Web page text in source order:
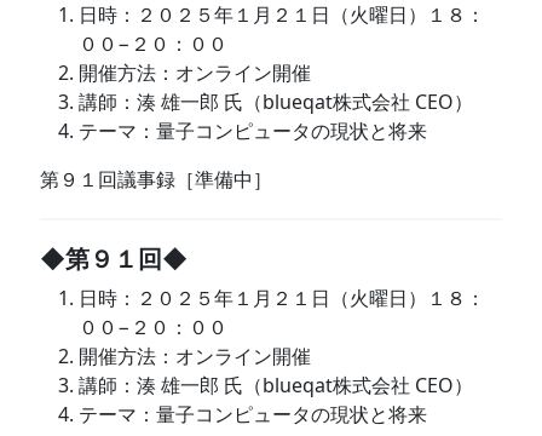
日時：２０２５年１月２１日（火曜日）１８：
００−２０：００
開催方法：オンライン開催
講師：湊 雄一郎 氏（blueqat株式会社 CEO）
テーマ：量子コンピュータの現状と将来
第９１回議事録［準備中］
◆第９１回◆
日時：２０２５年１月２１日（火曜日）１８：
００−２０：００
開催方法：オンライン開催
講師：湊 雄一郎 氏（blueqat株式会社 CEO）
テーマ：量子コンピュータの現状と将来